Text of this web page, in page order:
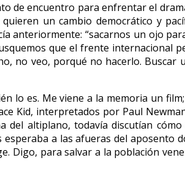
de encuentro para enfrentar el
un cambio democrático y
anteriormente: “sacarnos un ojo
que el frente internacional
no veo, porqué no hacerlo.
lo es. Me viene a la memoria un
Kid, interpretados por Paul
altiplano, todavía discutían
a las afueras del
Digo, para salvar a la población